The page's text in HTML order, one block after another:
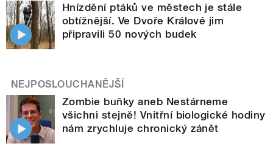
Hnízdění ptáků ve městech je stále
obtížnější. Ve Dvoře Králové jim
připravili 50 nových budek
NEJPOSLOUCHANĚJŠÍ
Zombie buňky aneb Nestárneme
všichni stejně! Vnitřní biologické hodiny
nám zrychluje chronický zánět